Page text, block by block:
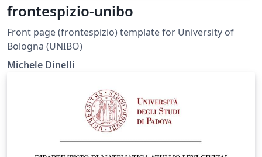
frontespizio-unibo
Front page (frontespizio) template for University of
Bologna (UNIBO)
Michele Dinelli